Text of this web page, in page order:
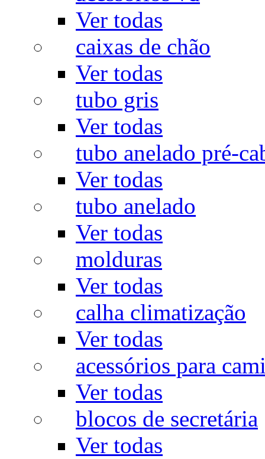
Ver todas
caixas de chão
Ver todas
tubo gris
Ver todas
tubo anelado pré-
Ver todas
tubo anelado
Ver todas
molduras
Ver todas
calha climatização
Ver todas
acessórios para
Ver todas
blocos de secretária
Ver todas